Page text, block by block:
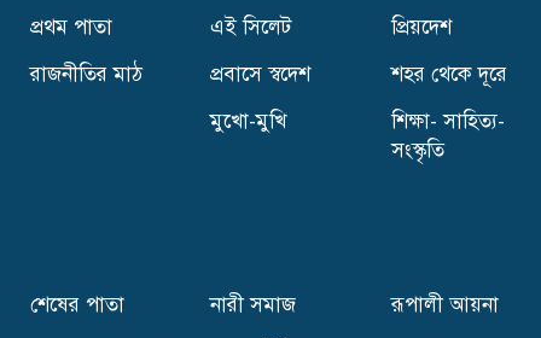
সিলেটে শিল্পী হ্যারল্ড রশীদের একক চিত্র প্রদর্শনীর
খালেদা জিয়াকে‘অতি গুরুত্বপূর্ণ ব্যক্তি’ ঘোষণা
প্রথম পাতা
রাজনীতির মাঠ
এই সিলেট
প্রবাসে স্বদেশ
মুখো-মুখি
প্রিয়দেশ
শহর থেকে দূরে
শিক্ষা- সাহিত্য-
সংস্কৃতি
শেষের পাতা
নারী সমাজ
রূপালী আয়না